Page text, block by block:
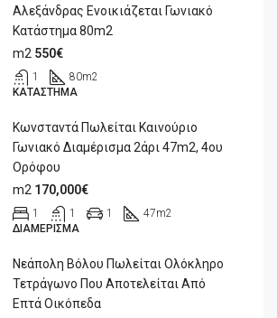
Αλεξάνδρας Ενοικιάζεται Γωνιακό
Κατάστημα 80m2
m2 550€
1 80m2
ΚΑΤΆΣΤΗΜΑ
Κωνσταντά Πωλείται Καινούριο
Γωνιακό Διαμέρισμα 2άρι 47m2, 4ου
Ορόφου
m2 170,000€
1 1 1 47m2
ΔΙΑΜΈΡΙΣΜΑ
Νεάπολη Βόλου Πωλείται Ολόκληρο
Τετράγωνο Που Αποτελείται Από
Επτά Οικόπεδα